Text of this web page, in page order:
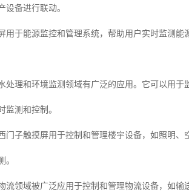
设备进行联动。
用于能源监控和管理系统，帮助用户实时监测
处理和环境监测领域有广泛的应用。它可以用于
监测和控制。
门子触摸屏用于控制和管理楼宇设备，如照明、
。
流领域被广泛应用于控制和管理物流设备，如